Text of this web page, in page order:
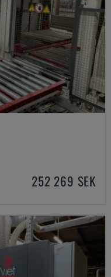
252 269 SEK